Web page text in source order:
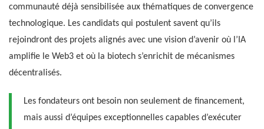
communauté déjà sensibilisée aux thématiques de convergence
technologique. Les candidats qui postulent savent qu’ils
rejoindront des projets alignés avec une vision d’avenir où l’IA
amplifie le Web3 et où la biotech s’enrichit de mécanismes
décentralisés.
Les fondateurs ont besoin non seulement de financement,
mais aussi d’équipes exceptionnelles capables d’exécuter